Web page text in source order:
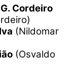
Cordeiro
(Nildomar
(Osvaldo